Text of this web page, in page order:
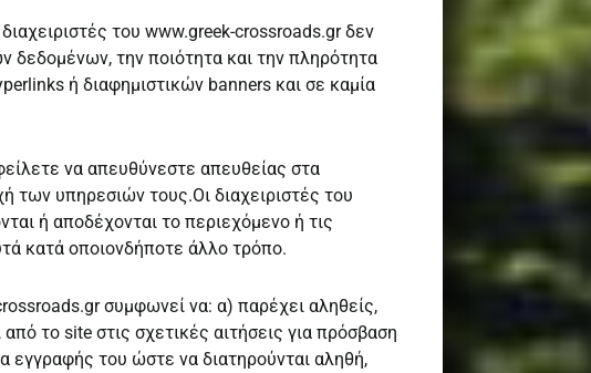
του www.greek-crossroads.gr δεν
δεδομένων, την ποιότητα και την πληρότητα
ή διαφημιστικών banners και σε καμία
να απευθύνεστε απευθείας στα
των υπηρεσιών τους.Οι διαχειριστές του
ή αποδέχονται το περιεχόμενο ή τις
κατά οποιονδήποτε άλλο τρόπο.
συμφωνεί να: α) παρέχει αληθείς,
το site στις σχετικές αιτήσεις για πρόσβαση
εγγραφής του ώστε να διατηρούνται αληθή,